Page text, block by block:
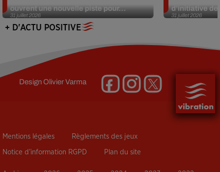
31 juillet 2026
ouvrent une nouvelle piste pour...
31 juillet 2026
d’initiative
+ D'ACTU POSITIVE
DesignOlivier Varma
Mentions légales Règlements des jeux
Notice d’information RGPD Plan du site